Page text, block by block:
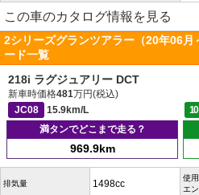
この車のカタログ情報を見る
2シリーズグランツアラー（20年06
ード一覧
218i ラグジュアリー DCT
新車時価格481万円(税込)
JC08
15.9km/L
満タンでどこまで走る？
969.9km
排気量 1498cc
使
エ